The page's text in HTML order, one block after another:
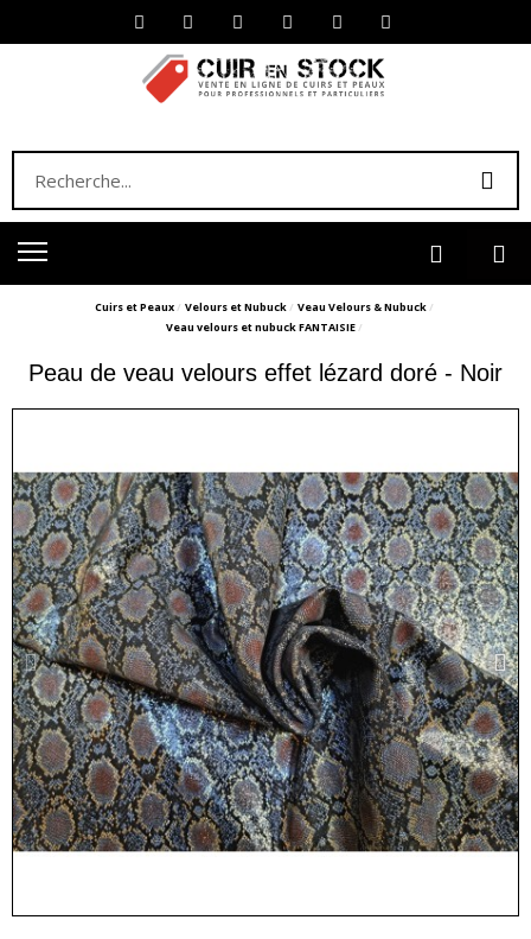
Cuirs et Peaux Velours et Nubuck
Veau Velours & Nubuck
Veau velours et nubuck FANTAISIE
Peau de veau velours effet lézard doré - Noir